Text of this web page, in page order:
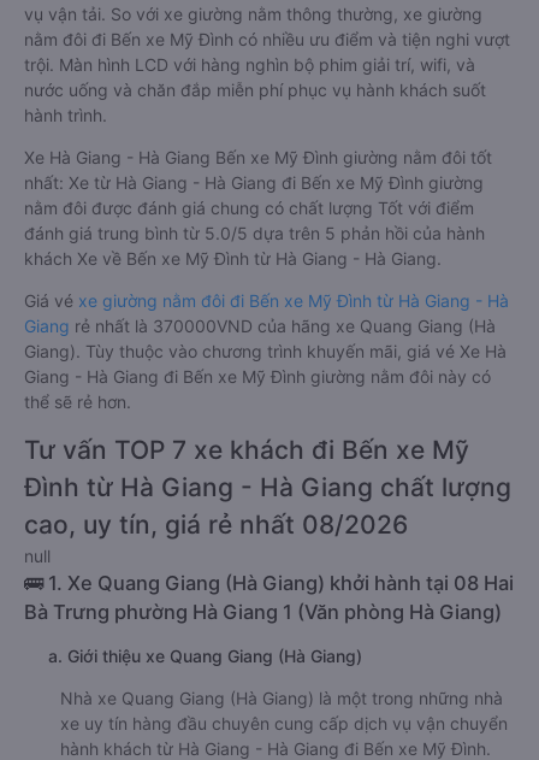
vụ vận tải. So với xe giường nằm thông thường, xe giường
nằm đôi đi Bến xe Mỹ Đình có nhiều ưu điểm và tiện nghi vượt
trội. Màn hình LCD với hàng nghìn bộ phim giải trí, wifi, và
nước uống và chăn đắp miễn phí phục vụ hành khách suốt
hành trình.
Xe Hà Giang - Hà Giang Bến xe Mỹ Đình giường nằm đôi tốt
nhất: Xe từ Hà Giang - Hà Giang đi Bến xe Mỹ Đình giường
nằm đôi được đánh giá chung có chất lượng Tốt với điểm
đánh giá trung bình từ 5.0/5 dựa trên 5 phản hồi của hành
khách Xe về Bến xe Mỹ Đình từ Hà Giang - Hà Giang.
Giá vé xe giường nằm đôi đi Bến xe Mỹ Đình từ Hà Giang - Hà
Giang rẻ nhất là 370000VND của hãng xe Quang Giang (Hà
Giang). Tùy thuộc vào chương trình khuyến mãi, giá vé Xe Hà
Giang - Hà Giang đi Bến xe Mỹ Đình giường nằm đôi này có
thể sẽ rẻ hơn.
Tư vấn TOP 7 xe khách đi Bến xe Mỹ
Đình từ Hà Giang - Hà Giang chất lượng
cao, uy tín, giá rẻ nhất 08/2026
null
🚌 1. Xe Quang Giang (Hà Giang) khởi hành tại 08 Hai
Bà Trưng phường Hà Giang 1 (Văn phòng Hà Giang)
a. Giới thiệu xe Quang Giang (Hà Giang)
Nhà xe Quang Giang (Hà Giang) là một trong những nhà
xe uy tín hàng đầu chuyên cung cấp dịch vụ vận chuyển
hành khách từ Hà Giang - Hà Giang đi Bến xe Mỹ Đình.